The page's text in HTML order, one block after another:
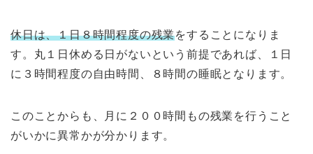
休日は、１日８時間程度の残業をすることになりま
す。丸１日休める日がないという前提であれば、１日
に３時間程度の自由時間、８時間の睡眠となります。
このことからも、月に２００時間もの残業を行うこと
がいかに異常かが分かります。